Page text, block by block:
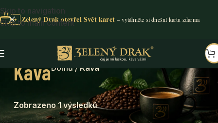
Skip to navigation
Skip to main content
✦ Zelený Drak otevřel Svět karet
KávaDomů/Káva
Zobrazeno 1 výsledků